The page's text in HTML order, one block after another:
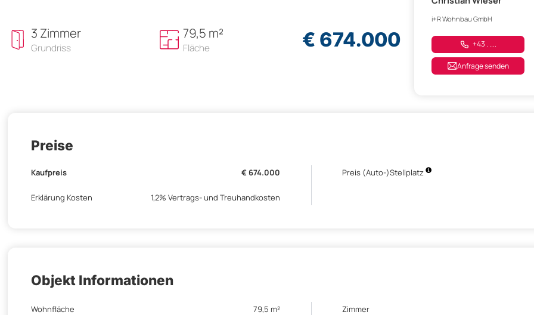
3 Zimmer
Grundriss
79,5 m²
Fläche € 674.000
i+R Wohnbau GmbH
+43 . ....
Anfrage senden
Preise
Kaufpreis € 674.000 Preis (Auto-)Stellplatz
Erklärung Kosten 1,2% Vertrags- und Treuhandkosten
Objekt Informationen
Wohnfläche 79,5 m²
Zimmer